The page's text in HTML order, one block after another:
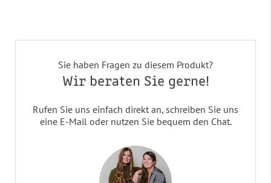
Sie haben Fragen zu diesem Produkt?
Wir beraten Sie gerne!
Rufen Sie uns einfach direkt an, schreiben Sie uns
eine E-Mail oder nutzen Sie bequem den Chat.